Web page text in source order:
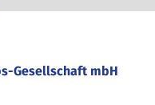
oben
Gesellschaft mbH